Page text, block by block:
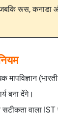
रूस, कनाडा
मापविज्ञान
बना देंगे।
वाला